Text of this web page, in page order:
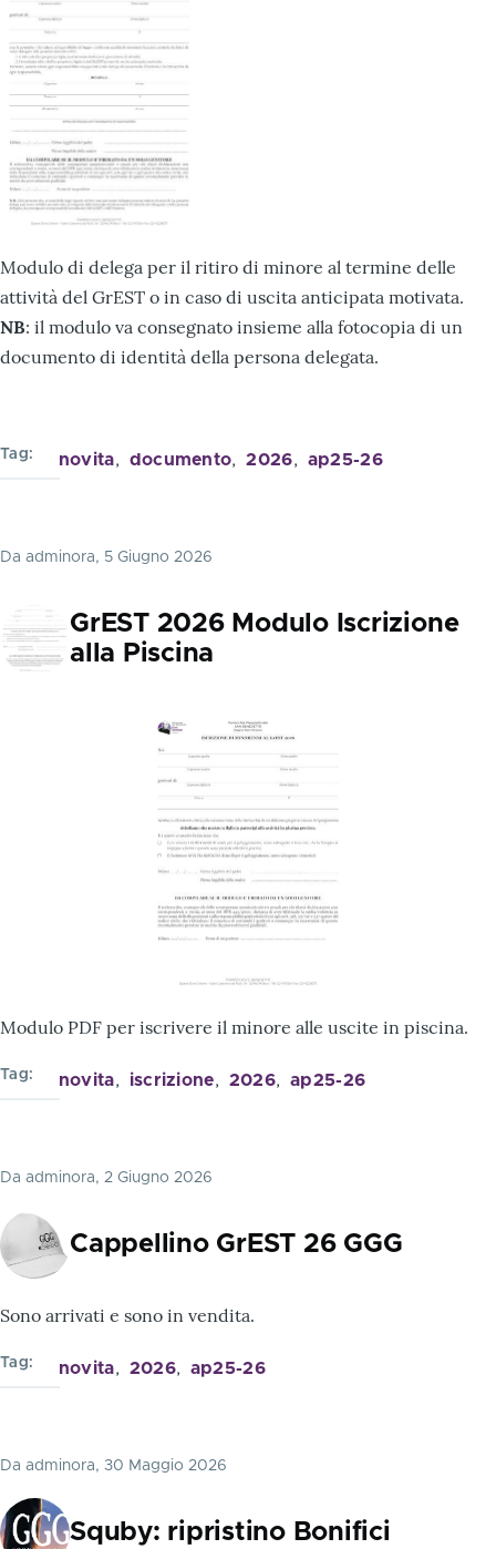
Modulo di delega per il ritiro di minore al termine delle
attività del GrEST o in caso di uscita anticipata motivata.
NB: il modulo va consegnato insieme alla fotocopia di un
documento di identità della persona delegata.
Tag novita documento 2026 ap25-26
Da adminora, 5 Giugno 2026
GrEST 2026 Modulo Iscrizione
alla Piscina
Modulo PDF per iscrivere il minore alle uscite in piscina.
Tag novita iscrizione 2026 ap25-26
Da adminora, 2 Giugno 2026
Cappellino GrEST 26 GGG
Sono arrivati e sono in vendita.
Tag novita 2026 ap25-26
Da adminora, 30 Maggio 2026
Squby: ripristino Bonifici